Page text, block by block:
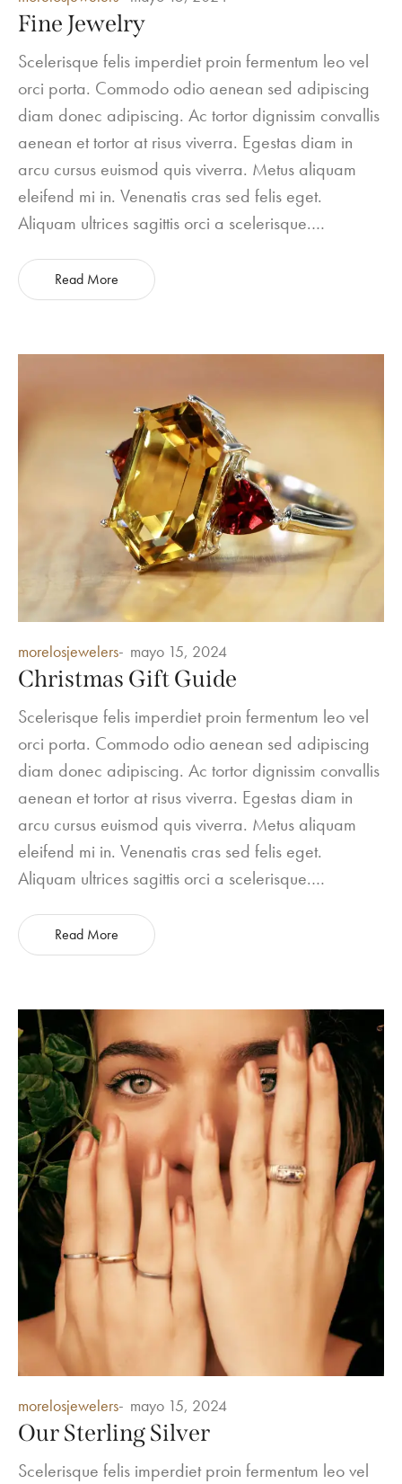
in
Fine Jewelry
Scelerisque felis imperdiet proin fermentum leo vel
orci porta. Commodo odio aenean sed adipiscing
diam donec adipiscing. Ac tortor dignissim convallis
aenean et tortor at risus viverra. Egestas diam in
arcu cursus euismod quis viverra. Metus aliquam
eleifend mi in. Venenatis cras sed felis eget.
Aliquam ultrices sagittis orci a scelerisque.…
Read More
Posted
in
morelosjewelers mayo 15, 2024
Christmas Gift Guide
Scelerisque felis imperdiet proin fermentum leo vel
orci porta. Commodo odio aenean sed adipiscing
diam donec adipiscing. Ac tortor dignissim convallis
aenean et tortor at risus viverra. Egestas diam in
arcu cursus euismod quis viverra. Metus aliquam
eleifend mi in. Venenatis cras sed felis eget.
Aliquam ultrices sagittis orci a scelerisque.…
Read More
Posted
in
morelosjewelers mayo 15, 2024
Our Sterling Silver
Scelerisque felis imperdiet proin fermentum leo vel